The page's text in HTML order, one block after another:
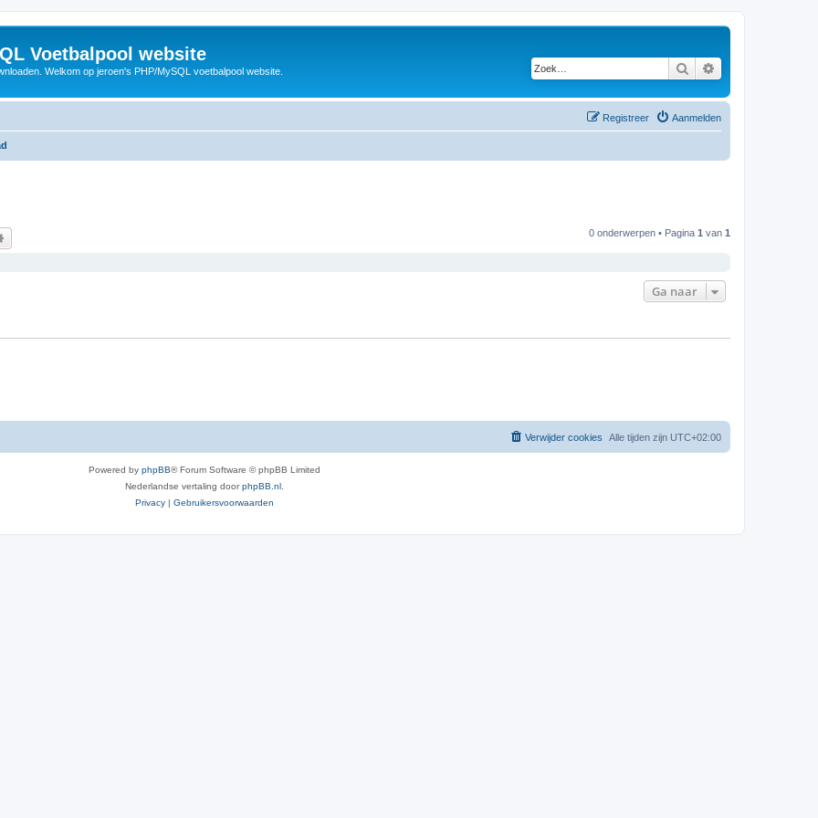
Voetbalpool website
Welkom op jeroen's PHP/MySQL voetbalpool website. Zoek
Aanmelden
Registreer
0 onderwerpen • Pagina 1 van 1
Ga naar
Alle tijden zijn UTC+02:00
Verwijder cookies
Powered by phpBB® Forum Software © phpBB Limited
Nederlandse vertaling doorphpBB.nl
Privacy | Gebruikersvoorwaarden